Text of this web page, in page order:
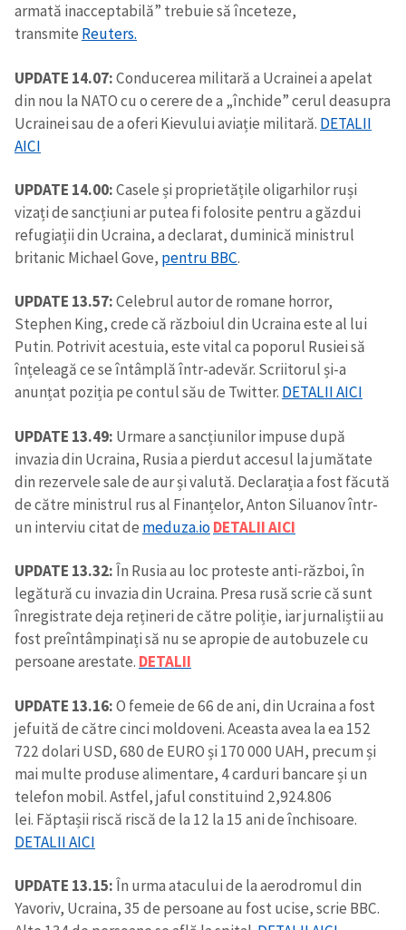
armată inacceptabilă” trebuie să înceteze,
transmite Reuters.
UPDATE 14.07:Conducerea militară a Ucrainei a apelat
din nou la NATO cu o cerere de a „închide” cerul deasupra
Ucrainei sau de a oferi Kievului aviație militară. DETALII
AICI
UPDATE 14.00:Casele și proprietățile oligarhilor ruși
vizați de sancțiuni ar putea fi folosite pentru a găzdui
refugiații din Ucraina, a declarat, duminică ministrul
britanic Michael Gove, pentru BBC.
UPDATE 13.57:Celebrul autor de romane horror,
Stephen King, crede că războiul din Ucraina este al lui
Putin. Potrivit acestuia, este vital ca poporul Rusiei să
înțeleagă ce se întâmplă într-adevăr. Scriitorul și-a
anunțat poziția pe contul său de Twitter. DETALII AICI
UPDATE 13.49: Urmare a sancțiunilor impuse după
invazia din Ucraina, Rusia a pierdut accesul la jumătate
din rezervele sale de aur și valută. Declarația a fost făcută
de către ministrul rus al Finanțelor, Anton Siluanov într-
un interviu citat de meduza.ioDETALII AICI
UPDATE 13.32:În Rusia au loc proteste anti-război, în
legătură cu invazia din Ucraina. Presa rusă scrie că sunt
înregistrate deja rețineri de către poliție, iar jurnaliștii au
fost preîntâmpinați să nu se apropie de autobuzele cu
persoane arestate. DETALII
UPDATE 13.16:O femeie de 66 de ani, din Ucraina a fost
jefuită de către cinci moldoveni. Aceasta avea la ea 152
722 dolari USD, 680 de EURO și 170 000 UAH, precum și
mai multe produse alimentare, 4 carduri bancare și un
telefon mobil. Astfel, jaful constituind 2,924.806
lei. Făptașii riscă riscă de la 12 la 15 ani de închisoare.
DETALII AICI
UPDATE 13.15:În urma atacului de la aerodromul din
Yavoriv, Ucraina, ​​35 de persoane au fost ucise, scrie BBC.
Titlu știre
Fotografie
+ Încarcă imagine
Link media+ Link media
Mesajul știrei
+ Mesajul știrei